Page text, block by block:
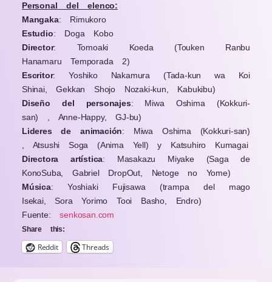
Personal del elenco:
Mangaka: Rimukoro
Estudio: Doga Kobo
Director: Tomoaki Koeda (Touken Ranbu
Hanamaru Temporada 2)
Escritor: Yoshiko Nakamura (Tada-kun wa Koi
Shinai, Gekkan Shojo Nozaki-kun, Kabukibu)
Diseño del personajes: Miwa Oshima (Kokkuri-
san) , Anne-Happy, GJ-bu)
Lideres de animación: Miwa Oshima (Kokkuri-san)
, Atsushi Soga (Anima Yell) y Katsuhiro Kumagai
Directora artística: Masakazu Miyake (Saga de
KonoSuba, Gabriel DropOut, Netoge no Yome)
Música: Yoshiaki Fujisawa (trampa del mago
Isekai, Sora Yorimo Tooi Basho, Endro)
Fuente:senkosan.com
Share this:
Reddit Threads